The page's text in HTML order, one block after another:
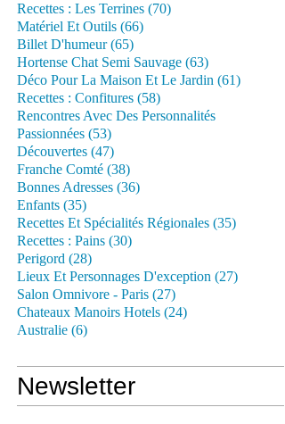
Recettes : Les Terrines (70)
Matériel Et Outils (66)
Billet D'humeur (65)
Hortense Chat Semi Sauvage (63)
Déco Pour La Maison Et Le Jardin (61)
Recettes : Confitures (58)
Rencontres Avec Des Personnalités
Passionnées (53)
Découvertes (47)
Franche Comté (38)
Bonnes Adresses (36)
Enfants (35)
Recettes Et Spécialités Régionales (35)
Recettes : Pains (30)
Perigord (28)
Lieux Et Personnages D'exception (27)
Salon Omnivore - Paris (27)
Chateaux Manoirs Hotels (24)
Australie (6)
Newsletter